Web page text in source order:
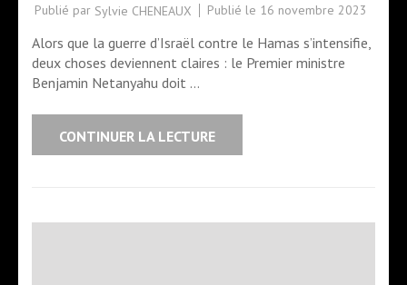
Publié par Sylvie CHENEAUX Publié le 16 novembre 2023
Alors que la guerre d’Israël contre le Hamas s’intensifie,
deux choses deviennent claires : le Premier ministre
Benjamin Netanyahu doit …
CONTINUER LA LECTURE